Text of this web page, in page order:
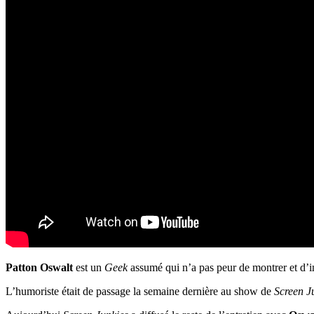
Patton Oswalt est un Geekassumé qui n’a pas peur de montrer et
L’humoriste était de passage la semaine dernière au show de Screen